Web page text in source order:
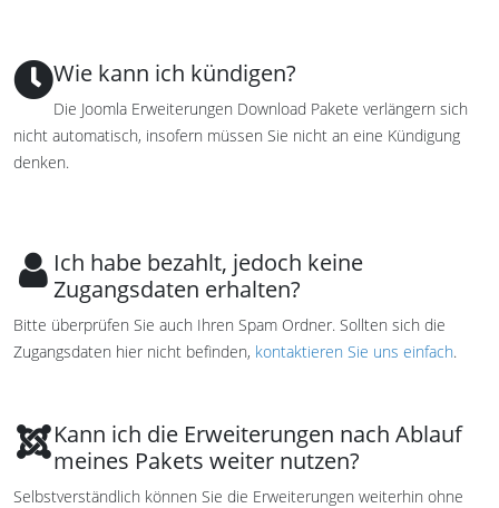
Wie kann ich kündigen?
Die Joomla Erweiterungen Download Pakete verlängern sich
nicht automatisch, insofern müssen Sie nicht an eine Kündigung
denken.
Ich habe bezahlt, jedoch keine
Zugangsdaten erhalten?
Bitte überprüfen Sie auch Ihren Spam Ordner. Sollten sich die
Zugangsdaten hier nicht befinden, kontaktieren Sie uns einfach.
Kann ich die Erweiterungen nach Ablauf
meines Pakets weiter nutzen?
Selbstverständlich können Sie die Erweiterungen weiterhin ohne